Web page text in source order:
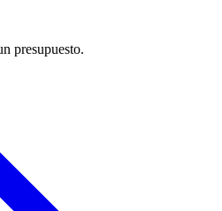
presupuesto.